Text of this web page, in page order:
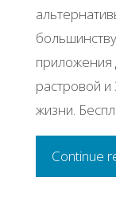
приложения
растровой и
жизни.
Continue